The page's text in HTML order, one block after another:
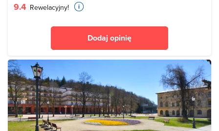
9.4 Rewelacyjny!
Dodaj opinię